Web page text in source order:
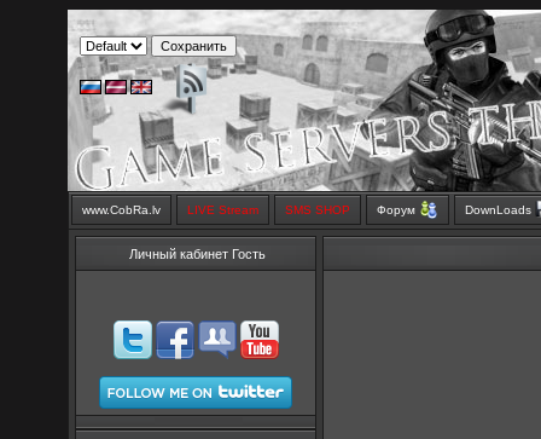
www.CobRa.lv LIVE Stream SMS SHOP Форум DownLoads
Личный кабинет Гость